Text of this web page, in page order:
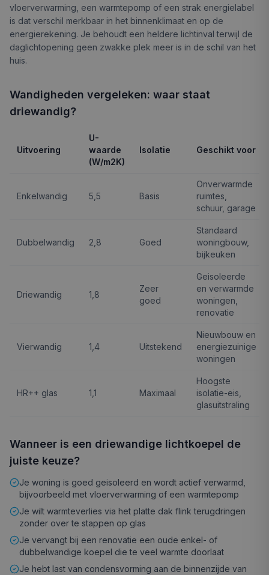
vloerverwarming, een warmtepomp of een strak energielabel
is dat verschil merkbaar in het binnenklimaat en op de
energierekening. Je behoudt een heldere lichtinval terwijl de
daglichtopening geen zwakke plek meer is in de schil van het
huis.
Wandigheden vergeleken: waar staat
driewandig?
Uitvoering
U-
waarde
(W/m2K)
Isolatie Geschikt voor
Enkelwandig 5,5 Basis
Onverwarmde
ruimtes,
schuur, garage
Dubbelwandig 2,8 Goed
Standaard
woningbouw,
bijkeuken
Driewandig 1,8
Zeer
goed
Geisoleerde
en verwarmde
woningen,
renovatie
Vierwandig 1,4 Uitstekend
Nieuwbouw en
energiezuinige
woningen
HR++ glas 1,1 Maximaal
Hoogste
isolatie-eis,
glasuitstraling
Wanneer is een driewandige lichtkoepel de
juiste keuze?
Je woning is goed geisoleerd en wordt actief verwarmd,
bijvoorbeeld met vloerverwarming of een warmtepomp
Je wilt warmteverlies via het platte dak flink terugdringen
zonder over te stappen op glas
Je vervangt bij een renovatie een oude enkel- of
dubbelwandige koepel die te veel warmte doorlaat
Je hebt last van condensvorming aan de binnenzijde van